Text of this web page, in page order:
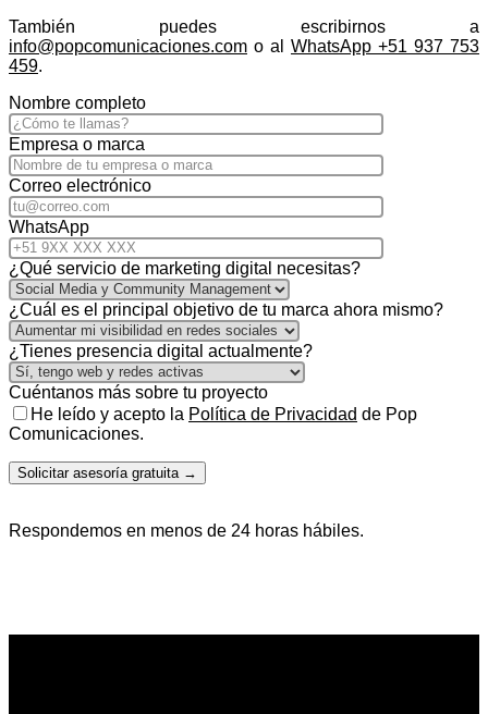
También puedes escribirnos a
info@popcomunicaciones.com o al WhatsApp +51 937 753
459.
Nombre completo
Empresa o marca
Correo electrónico
WhatsApp
¿Qué servicio de marketing digital necesitas?
¿Cuál es el principal objetivo de tu marca ahora mismo?
¿Tienes presencia digital actualmente?
Cuéntanos más sobre tu proyecto
He leído y acepto la Política de Privacidad de Pop
Comunicaciones.
Respondemos en menos de 24 horas hábiles.